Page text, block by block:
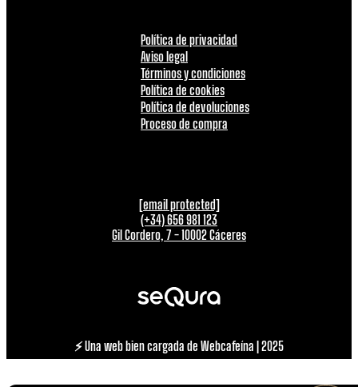
Política de privacidad
Aviso legal
Términos y condiciones
Política de cookies
Política de devoluciones
Proceso de compra
[email protected]
(+34) 656 981 123
Gil Cordero, 7 - 10002 Cáceres
⚡ Una web bien cargada de Webcafeína | 2025